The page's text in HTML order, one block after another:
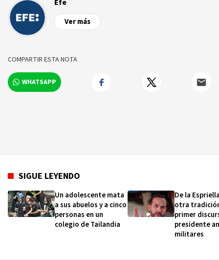
Efe
Ver más
COMPARTIR ESTA NOTA
WHATSAPP
SIGUE LEYENDO
Un adolescente mata
a sus abuelos y a cinco
personas en un
colegio de Tailandia
De la
otra
primer
presidente
militares